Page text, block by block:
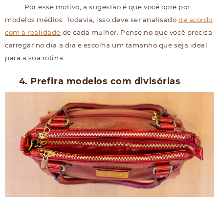
Por esse motivo, a sugestão é que você opte por
modelos médios. Todavia, isso deve ser analisadode acordo
com a realidade de cada mulher. Pense no que você precisa
carregar no dia a dia e escolha um tamanho que seja ideal
para a sua rotina.
4. Prefira modelos com divisórias